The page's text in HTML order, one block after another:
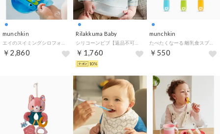
munchkin
￥2,860
Rilakkuma Baby
￥1,760
10%
munchkin
たべたくなーる 離乳食スプーン/3本セット&グリーン【返品不可商品】 （ブルー＆グリーン）
￥550